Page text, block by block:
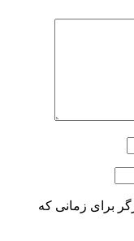
برای زمانی که